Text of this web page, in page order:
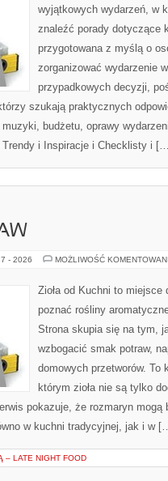
wyjątkowych wydarzeń, w
znaleźć porady dotyczące
przygotowana z myślą o
zorganizować wydarzenie
przypadkowych decyzji,
szukają praktycznych
budżetu, oprawy
Trendy i Inspiracje i Checklisty i
- 2026 MOŻLIWOŚĆ
Zioła od Kuchni to
poznać rośliny
Strona skupia się na tym,
wzbogacić smak potraw,
domowych przetworów. To
którym zioła nie są tylko
pokazuje, że rozmaryn mogą
w kuchni tradycyjnej, jak i w
– LATE NIGHT FOOD